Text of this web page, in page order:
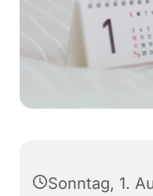
Sonntag, 1.